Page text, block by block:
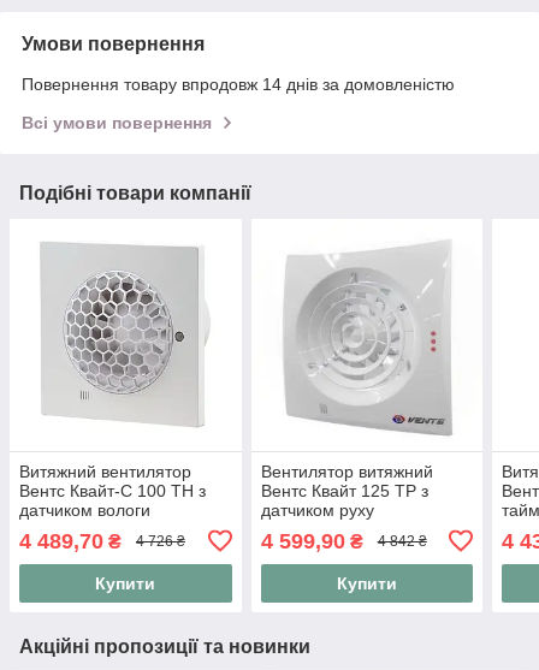
Умови повернення
Повернення товару впродовж 14 днів за домовленістю
Всі умови повернення
Подібні товари компанії
Витяжний вентилятор
Вентс Квайт-С 100 ТН з
датчиком вологи
4 489,70 ₴ 4 726 ₴
Купити
Вентилятор витяжний
Вентс Квайт 125 ТР з
датчиком руху
4 599,90₴ 4 842 ₴
Купити
4
Акційні пропозиції та новинки